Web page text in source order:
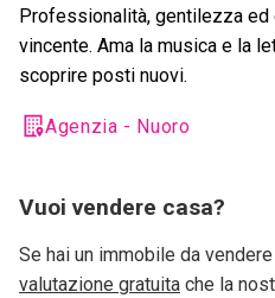
Professionalità, gentilezza
vincente. Ama la musica e la
scoprire posti nuovi.
Agenzia - Nuoro
Vuoi vendere casa?
Se hai un immobile da
valutazione gratuita che la